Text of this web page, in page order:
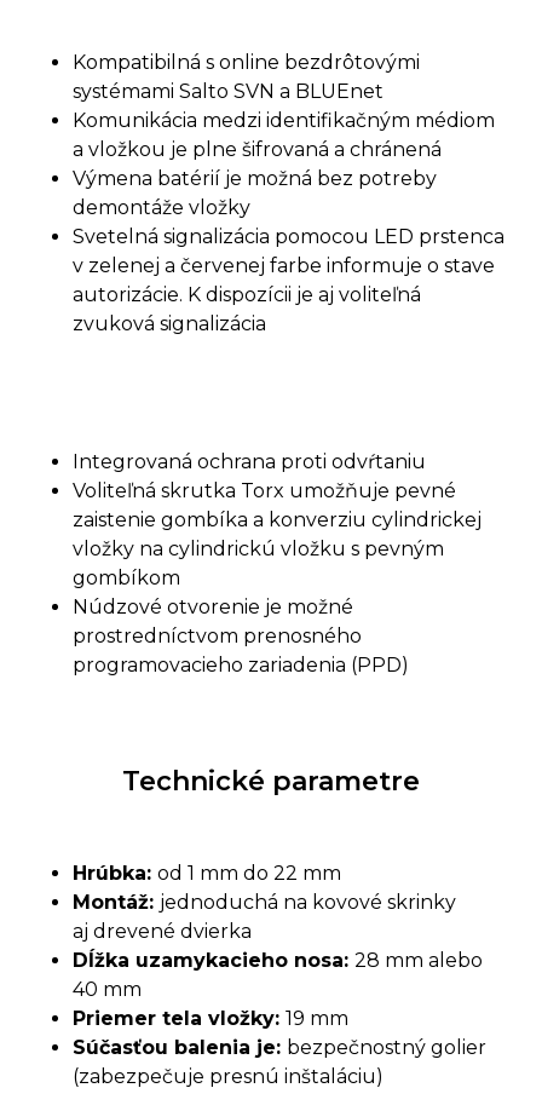
Kompatibilná s online bezdrôtovými
systémami Salto SVN a BLUEnet
Komunikácia medzi identifikačným médiom
a vložkou je plne šifrovaná a chránená
Výmena batérií je možná bez potreby
demontáže vložky
Svetelná signalizácia pomocou LED prstenca
v zelenej a červenej farbe informuje o stave
autorizácie. K dispozícii je aj voliteľná
zvuková signalizácia
Integrovaná ochrana proti odvŕtaniu
Voliteľná skrutka Torx umožňuje pevné
zaistenie gombíka a konverziu cylindrickej
vložky na cylindrickú vložku s pevným
gombíkom
Núdzové otvorenie je možné
prostredníctvom prenosného
programovacieho zariadenia (PPD)
Technické parametre
Hrúbka: od 1 mm do 22 mm
Montáž: jednoduchá na kovové skrinky
aj drevené dvierka
Dĺžka uzamykacieho nosa: 28 mm alebo
40 mm
Priemer tela vložky: 19 mm
Súčasťou balenia je: bezpečnostný golier
(zabezpečuje presnú inštaláciu)